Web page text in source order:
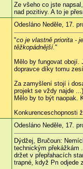
Ze všeho co jste
nad pozitivy. A to je
Odesláno Neděle, 17.
"co je vlastně priorita -
těžkopádnější. "
Mělo by fungovat
dopravce díky tomu
Za zamyšlení stojí i
projekt se vždy najde
Mělo by to být naopak.
Konkurenceschopnosti
Odesláno Neděle, 17.
Dýdžej, Bručoun:
technickým překážkám
držet v přepřahacích
trapné, když Pn odjede